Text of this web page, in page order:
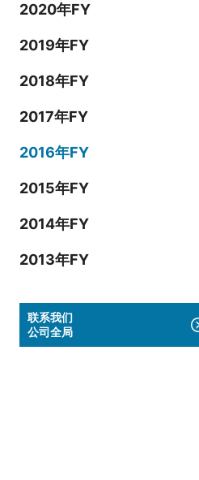
2020年FY
2019年FY
2018年FY
2017年FY
2016年FY
2015年FY
2014年FY
2013年FY
联系我们
公司全局